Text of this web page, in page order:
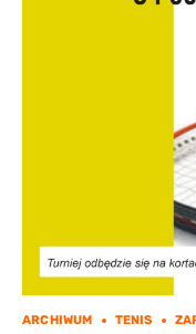
ARCHIWUM TENIS